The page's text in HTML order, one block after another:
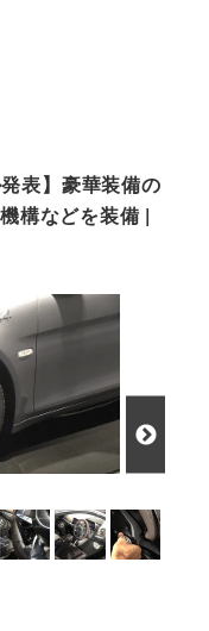
表】豪華装備の
構などを装備 |